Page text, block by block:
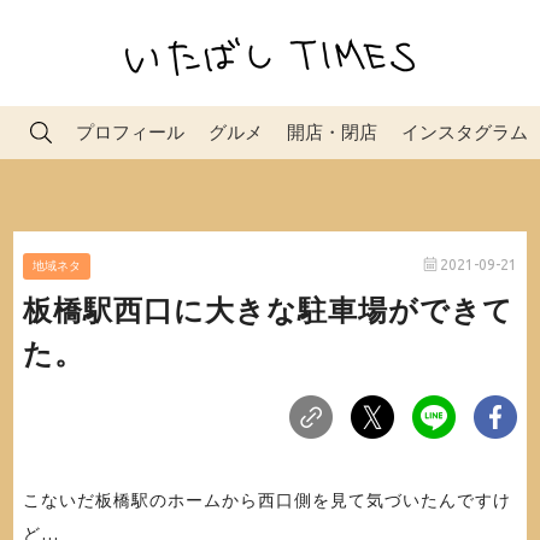
プロフィール グルメ 開店・閉店 インスタグラム
地域ネタ 2021-09-21
板橋駅西口に大きな駐車場ができて
た。
こないだ板橋駅のホームから西口側を見て気づいたんですけ
ど…